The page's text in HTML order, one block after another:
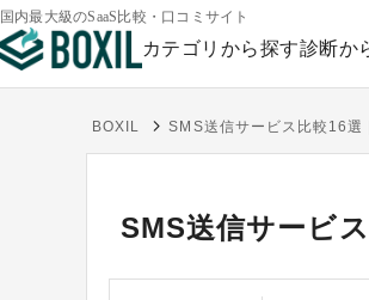
国内最大級のSaaS比較・口コミサイト
カテゴリから探す診断か
BOXIL SMS送信サービス比較16選
SMS送信サービス